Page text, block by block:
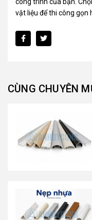
công trình của bạn.
vật liệu để thi công gọn
CÙNG CHUYÊN